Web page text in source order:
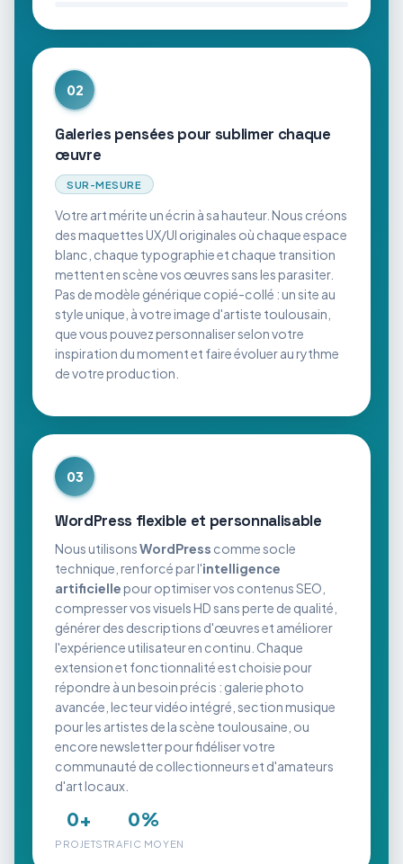
02
Galeries pensées pour sublimer chaque
œuvre
SUR-MESURE
Votre art mérite un écrin à sa hauteur. Nous créons
des maquettes UX/UI originales où chaque espace
blanc, chaque typographie et chaque transition
mettent en scène vos œuvres sans les parasiter.
Pas de modèle générique copié-collé : un site au
style unique, à votre image d'artiste toulousain,
que vous pouvez personnaliser selon votre
inspiration du moment et faire évoluer au rythme
de votre production.
03
WordPress flexible et personnalisable
Nous utilisonsWordPress comme socle
technique, renforcé par l'intelligence
artificiellepour optimiser vos contenus SEO,
compresser vos visuels HD sans perte de qualité,
générer des descriptions d'œuvres et améliorer
l'expérience utilisateur en continu. Chaque
extension et fonctionnalité est choisie pour
répondre à un besoin précis : galerie photo
avancée, lecteur vidéo intégré, section musique
pour les artistes de la scène toulousaine, ou
encore newsletter pour fidéliser votre
communauté de collectionneurs et d'amateurs
d'art locaux.
0+
PROJETS
0%
TRAFIC MOYEN